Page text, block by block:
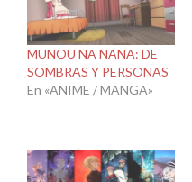
MUNOU NA NANA: DE
SOMBRAS Y PERSONAS
En «ANIME / MANGA»